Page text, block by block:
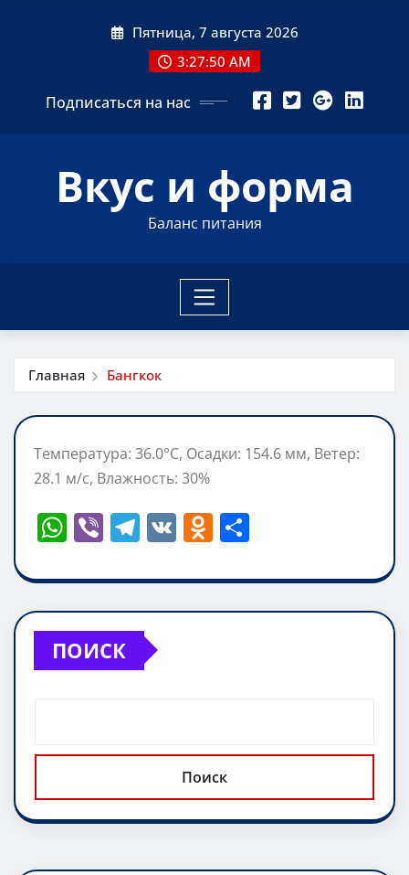
Пятница, 7 августа 2026
3:27:51 AM
Подписаться на нас
Вкус и форма
Баланс питания
Главная Бангкок
Температура: 36.0°C, Осадки: 154.6 мм, Ветер:
28.1 м/с, Влажность: 30%
W
at
s
A
p
Vi
er
T
e
gr
a
m
V O
n
o
ki
п
р
ь
ПОИСК
Поиск